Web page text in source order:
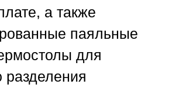
а также
паяльные
для
разделения